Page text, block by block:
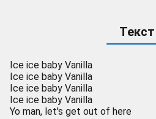
Текст
Ice ice baby Vanilla
Ice ice baby Vanilla
Ice ice baby Vanilla
Ice ice baby Vanilla
Yo man, let's get out of here